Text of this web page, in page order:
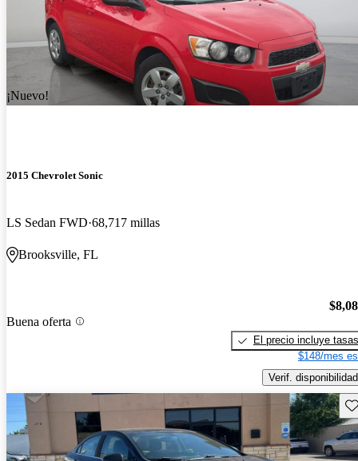
¡Nuevo!
2015 Chevrolet Sonic
LS Sedan FWD 68,717 millas
Brooksville, FL
Buena oferta
El precio incluye tasas
$148/mes
Verif. disponibilidad